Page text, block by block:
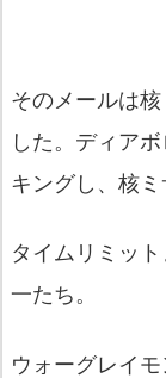
そのメールは
した。ディア
キングし、核ミ
タイムリミッ
一たち。
ウォーグレイ